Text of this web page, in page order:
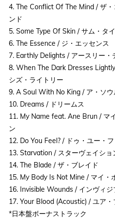
4. The Conflict Of The Mind / ザ
ンド
5. Some Type Of Skin / サム・タ
6. The Essence / ジ・エッセンス
7. Earthly Delights / アースリー・
8. When The Dark Dresses
シズ・ライトリー
9. A Soul With No King / ア・ソ
10. Dreams / ドリームス
11. My Name feat. Ane Brun / マ
ン
12. Do You Feel? / ドゥ・ユー・
13. Starvation / スターヴェイショ
14. The Blade / ザ・ブレイド
15. My Body Is Not Mine / マイ・
16. Invisible Wounds / インヴィ
17. Your Blood (Acoustic) / ユア・
*日本盤ボーナストラック